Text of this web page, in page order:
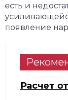
есть и
появление
Расчет